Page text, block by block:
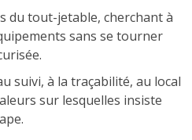
du tout-jetable, cherchant à
sans se tourner
suivi, à la traçabilité, au local
sur lesquelles insiste